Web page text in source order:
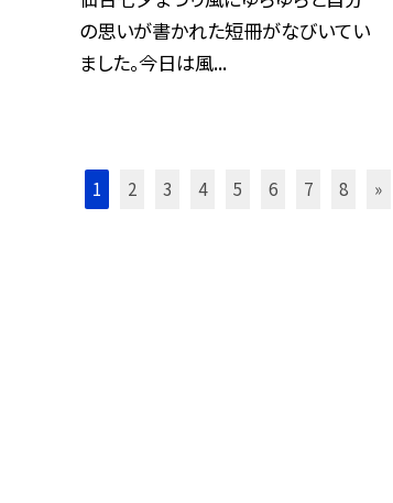
の思いが書かれた短冊がなびいてい
ました。今日は風...
1 2 3 4 5 6 7 8 »